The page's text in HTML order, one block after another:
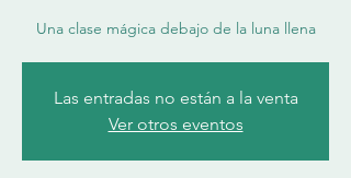
Una clase mágica debajo de la luna llena
Las entradas no están a la venta
Ver otros eventos